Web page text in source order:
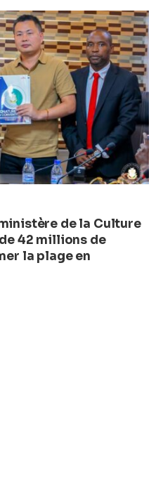
de la Culture
42 millions de
la plage en